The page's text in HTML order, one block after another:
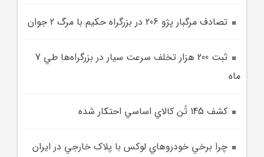
تصادف مرگبار پژو 206 در بزرگراه حکيم با مرگ 2 جوان
ثبت 200 هزار تخلف سرعت سيار در بزرگراه‌ها طي 7
ماه
کشف 145 تُن کالاي اساسي احتکار شده
چرا برخي خودروهاي لوکس با پلاک خارجي در ايران